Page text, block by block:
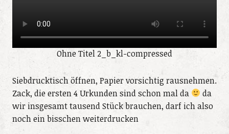
Ohne Titel 2_b_kl-compressed
Siebdrucktisch öffnen, Papier vorsichtig rausnehmen.
Zack, die ersten 4 Urkunden sind schon mal da
da
wir insgesamt tausend Stück brauchen, darf ich also
noch ein bisschen weiterdrucken